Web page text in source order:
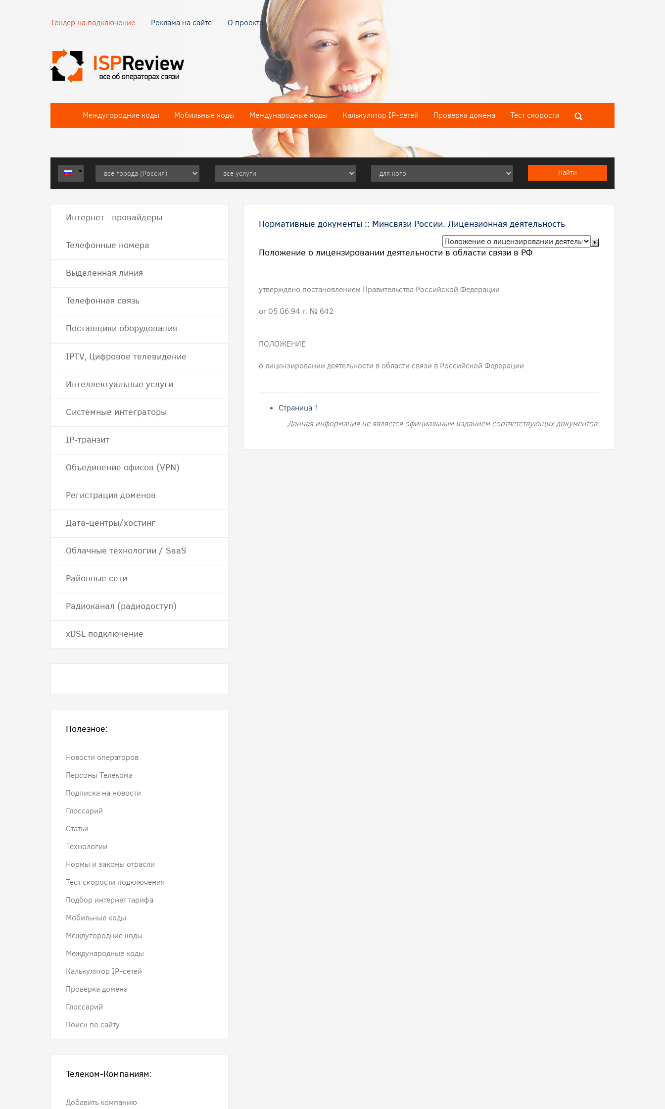
Тендер на подключение Реклама на сайте О проекте
Междугородние коды Мобильные коды Международные коды Калькулятор IP-сетей Проверка домена Тест скороcти
Нормативные документы :: Минсвязи России. Лицензионная деятельность
Положение о лицензировании деятельности в области связи в РФ
утверждено постановлением Правительства Российской Федерации
от 05.06.94 г. № 642
ПОЛОЖЕНИЕ
о лицензировании деятельности в области связи в Российской Федерации
Страница 1
Данная информация не является официальным изданием соответствующих документов.
Интернет провайдеры
Телефонные номера
Выделенная линия
Телефонная связь
Поставщики оборудования
IPTV, Цифровое телевидение
Интеллектуальные услуги
Системные интеграторы
IP-транзит
Объединение офисов (VPN)
Регистрация доменов
Дата-центры/хостинг
Облачные технологии / SaaS
Районные сети
Радиоканал (радиодоступ)
хDSL подключение
Полезное:
Новости операторов
Персоны Телекома
Подписка на новости
Глоссарий
Статьи
Технологии
Нормы и законы отрасли
Тест скорости подключения
Подбор интернет тарифа
Мобильные коды
Междугородние коды
Международные коды
Калькулятор IP-сетей
Проверка домена
Глоссарий
Поиск по сайту
Телеком-Компаниям:
Добавить компанию